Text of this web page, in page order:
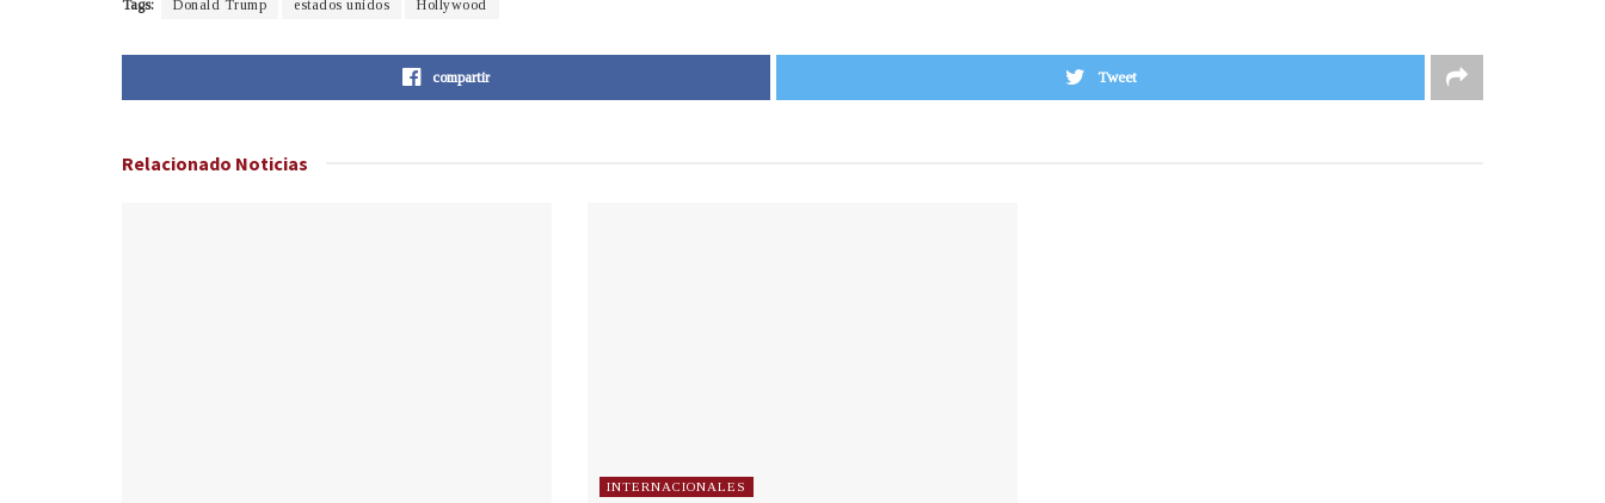
Tags: Donald Trump estados unidos Hollywood
compartir Tweet
Relacionado Noticias
INTERNACIONALES